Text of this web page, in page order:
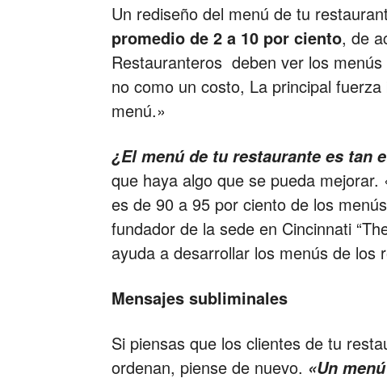
Un rediseño del menú de tu
promedio de 2 a 10 por ciento, de
Restauranteros deben ver los
no como un costo, La principal
menú.»
¿El menú de tu restaurante es tan
que haya algo que se pueda
es de 90 a 95 por ciento de los
fundador de la sede en Cincinnati
ayuda a desarrollar los menús de los
Mensajes subliminales
Si piensas que los clientes de tu
ordenan, piense de nuevo. «Un